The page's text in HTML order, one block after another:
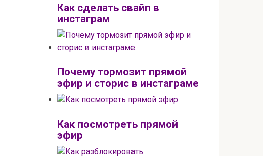
Как сделать свайп в
инстаграм
Почему тормозит прямой
эфир и сторис в инстаграме
Как посмотреть прямой
эфир